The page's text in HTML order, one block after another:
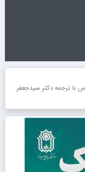
با ترجمه دکتر سیدجعفر